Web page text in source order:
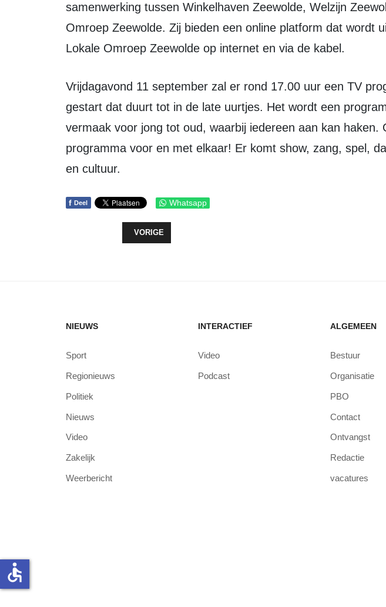
samenwerking tussen Winkelhaven Zeewolde, Welzijn
Omroep Zeewolde. Zij bieden een online platform dat wordt
Lokale Omroep Zeewolde op internet en via de kabel.
Vrijdagavond 11 september zal er rond 17.00 uur een TV programma worden
gestart dat duurt tot in de late uurtjes. Het wordt een
vermaak voor jong tot oud, waarbij iedereen aan kan haken.
programma voor en met elkaar! Er komt show, zang, spel,
en cultuur.
f Deel Whatsapp
VORIG ARTIKEL: KLOMPEN VOOR RCN ZEEWOLDE
VORIGE
NIEUWS
Sport
Regionieuws
Politiek
Nieuws
Video
Zakelijk
Weerbericht
INTERACTIEF
Video
Podcast
ALGEMEEN
Bestuur
Organisatie
PBO
Contact
Ontvangst
Redactie
vacatures
accessible